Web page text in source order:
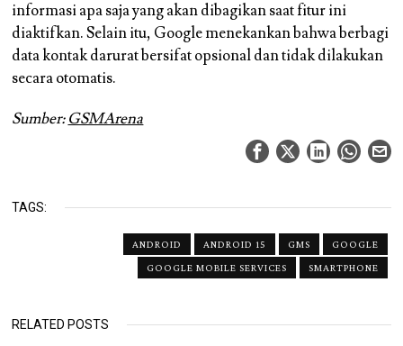
informasi apa saja yang akan dibagikan saat fitur ini
diaktifkan. Selain itu, Google menekankan bahwa berbagi
data kontak darurat bersifat opsional dan tidak dilakukan
secara otomatis.
Sumber:GSMArena
TAGS:
ANDROID ANDROID 15 GMS
GOOGLE
GOOGLE MOBILE SERVICES
SMARTPHONE
RELATED POSTS